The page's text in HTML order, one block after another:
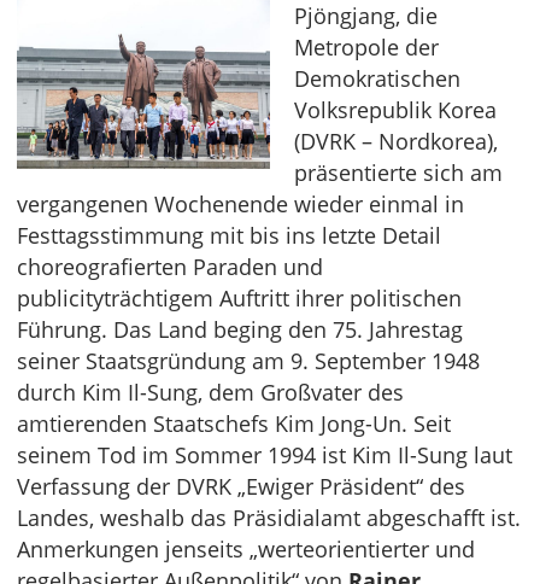
Pjöngjang, die
Metropole der
Demokratischen
Volksrepublik Korea
(DVRK – Nordkorea),
präsentierte sich am
vergangenen Wochenende wieder einmal in
Festtagsstimmung mit bis ins letzte Detail
choreografierten Paraden und
publicityträchtigem Auftritt ihrer politischen
Führung. Das Land beging den 75. Jahrestag
seiner Staatsgründung am 9. September 1948
durch Kim Il-Sung, dem Großvater des
amtierenden Staatschefs Kim Jong-Un. Seit
seinem Tod im Sommer 1994 ist Kim Il-Sung laut
Verfassung der DVRK „Ewiger Präsident“ des
Landes, weshalb das Präsidialamt abgeschafft ist.
Anmerkungen jenseits „werteorientierter und